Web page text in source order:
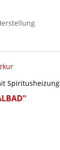
Spiritusheizung